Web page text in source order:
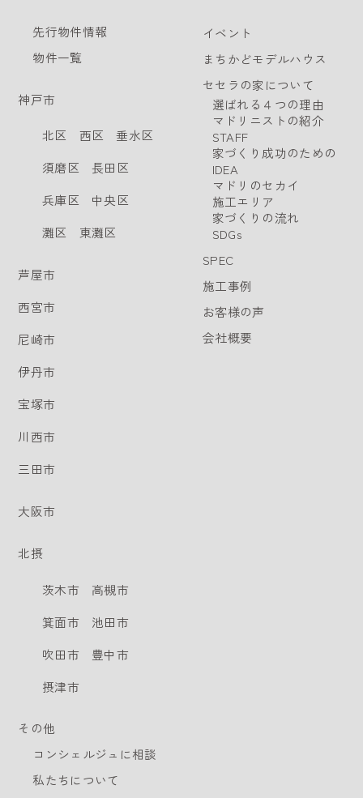
先行物件情報
物件一覧
神戸市
北区 西区
垂水区
須磨区
長田区
兵庫区
中央区
灘区
東灘区
芦屋市
西宮市
尼崎市
伊丹市
宝塚市
川西市
三田市
大阪市
北摂
茨木市
高槻市
箕面市
池田市
吹田市
豊中市
摂津市
その他
コンシェルジュに相談
私たちについて
イベント
まちかどモデルハウス
セセラの家について
選ばれる４つの理由
マドリニストの紹介
STAFF
家づくり成功のための
IDEA
マドリのセカイ
施工エリア
家づくりの流れ
SDGs
SPEC
施工事例
お客様の声
会社概要